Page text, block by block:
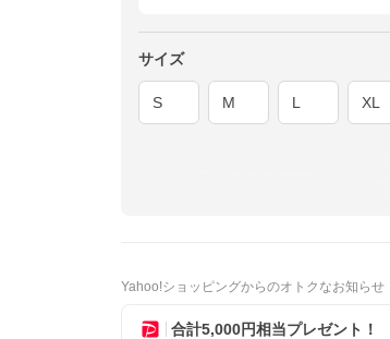
サイズ
S M L XL
Yahoo!ショッピングからのオトクなお知らせ
合計5,000円相当プレゼント！